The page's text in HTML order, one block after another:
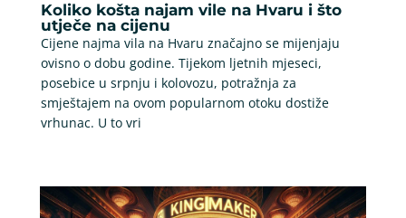
Koliko košta najam vile na Hvaru i što
utječe na cijenu
Cijene najma vila na Hvaru značajno se mijenjaju
ovisno o dobu godine. Tijekom ljetnih mjeseci,
posebice u srpnju i kolovozu, potražnja za
smještajem na ovom popularnom otoku dostiže
vrhunac. U to vri